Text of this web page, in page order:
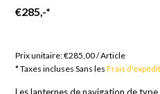
€285,-*
Prix unitaire:€285,00/Article
* Taxes incluses Sans lesFrais
Les lanternes de navigation de